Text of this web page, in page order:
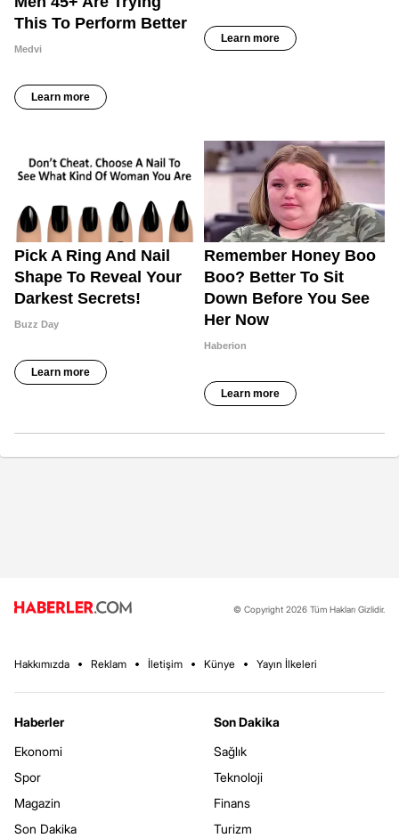
© Copyright 2026 Tüm Hakları Gizlidir.
Hakkımızda Reklam İletişim Künye Yayın İlkeleri
Haberler
Ekonomi
Spor
Magazin
Son Dakika
Son Dakika
Sağlık
Teknoloji
Finans
Turizm